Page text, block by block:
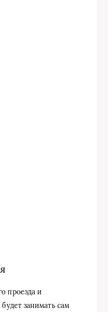
проезда и
занимать сам